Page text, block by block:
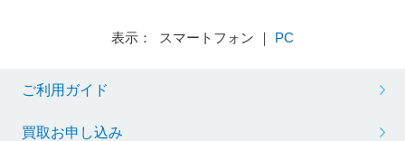
表示： スマートフォン ｜ PC
ご利用ガイド
買取お申し込み